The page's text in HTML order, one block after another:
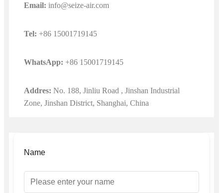
Email: info@seize-air.com
Tel: +86 15001719145
WhatsApp: +86 15001719145
Addres: No. 188, Jinliu Road , Jinshan Industrial
Zone, Jinshan District, Shanghai, China
Name